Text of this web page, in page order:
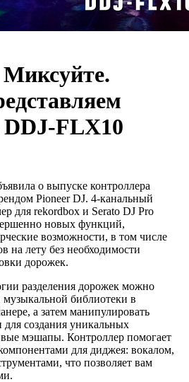
Миксуйте.
о выпуске контроллера
Pioneer DJ. 4-канальный
для rekordbox и Serato DJ Pro
новых функций,
возможности, в том числе
на лету без необходимости
дорожек.
разделения дорожек можно
музыкальной библиотеки в
а затем манипулировать
создания уникальных
мэшапы. Контроллер помогает
для диджея: вокалом,
что позволяет вам